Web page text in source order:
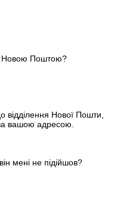
Новою Поштою?
відділення Нової Пошти,
вашою адресою.
мені не підійшов?